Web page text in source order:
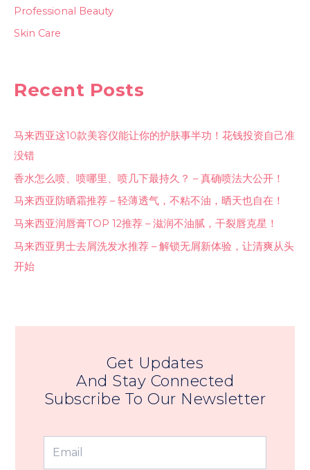
Professional Beauty
Skin Care
Recent Posts
马来西亚这10款美容仪能让你的护肤事半功！花钱投资自己准
没错
香水怎么喷、喷哪里、喷几下最持久？ – 真确喷法大公开！
马来西亚防晒霜推荐 – 轻薄透气，不粘不油，晒天也自在！
马来西亚润唇膏TOP 12推荐 – 滋润不油腻，干裂唇克星！
马来西亚男士去屑洗发水推荐 – 解锁无屑新体验，让清爽从头
开始
Get Updates
And Stay Connected
Subscribe To Our Newsletter